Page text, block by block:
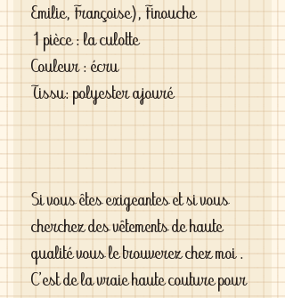
Emilie, Françoise), Finouche
1 pièce : la culotte
Couleur : écru
Tissu: polyester ajouré
Si vous êtes exigeantes et si vous
cherchez des vêtements de haute
qualité vous le trouverez chez moi .
C'est de la vraie haute couture pour